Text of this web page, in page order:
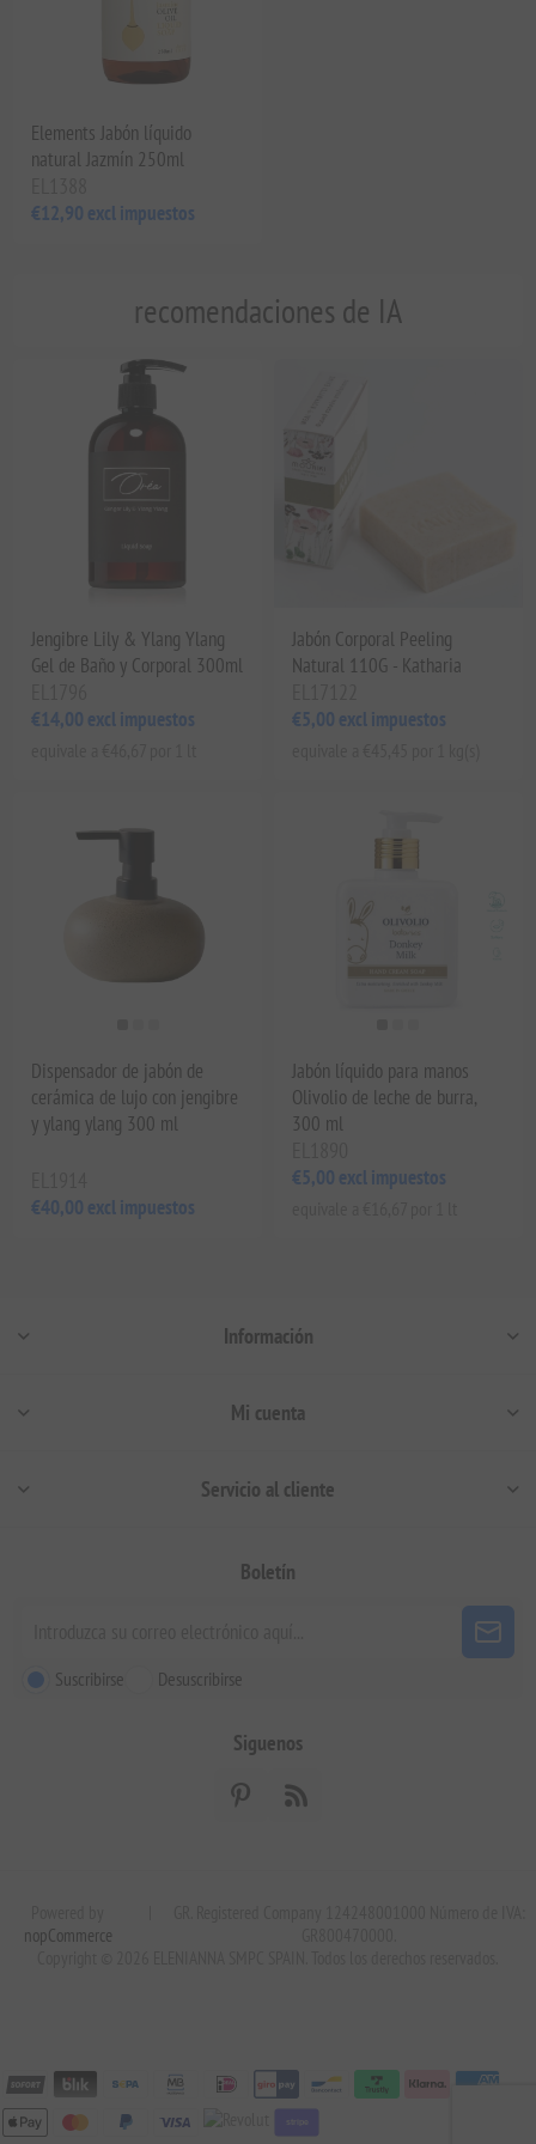
Elements Jabón líquido
natural Jazmín 250ml
€12,90 excl impuestos
recomendaciones de IA
Jengibre Lily & Ylang Ylang
Gel de Baño y Corporal 300ml
€14,00 excl impuestos
Jabón Corporal Peeling
Natural 110G - Katharia
€5,00 excl impuestos
Dispensador de jabón de
cerámica de lujo con jengibre
y ylang ylang 300 ml
€40,00 excl impuestos
Jabón líquido para manos
Olivolio de leche de burra,
300 ml
€5,00 excl impuestos
Información
Mi cuenta
Servicio al cliente
Boletín
Suscribirse Desuscribirse
Siguenos
nopCommerce